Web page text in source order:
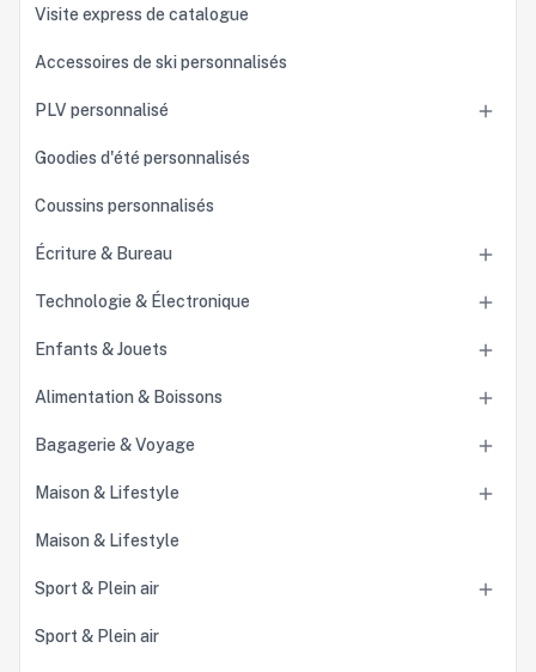
Visite express de catalogue
Accessoires de ski personnalisés
PLV personnalisé 
Goodies d'été personnalisés
Coussins personnalisés
Écriture & Bureau 
Technologie & Électronique 
Enfants & Jouets 
Alimentation & Boissons 
Bagagerie & Voyage 
Maison & Lifestyle 
Maison & Lifestyle
Sport & Plein air 
Sport & Plein air